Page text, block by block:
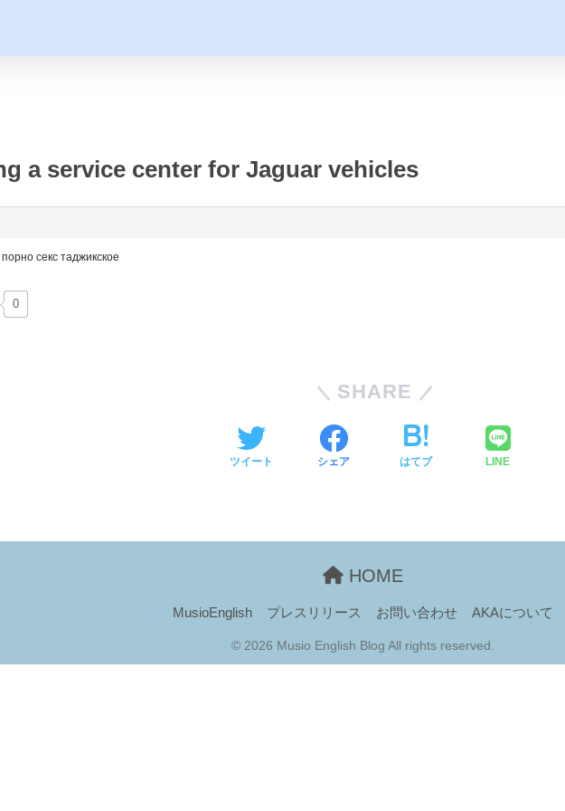
a service center for Jaguar vehicles
порносекс таджикское
0
SHARE
ツイート シェア はてブ LINE
HOME
MusioEnglish プレスリリース お問い合わせ AKAについて
© 2026 Musio English Blog All rights reserved.